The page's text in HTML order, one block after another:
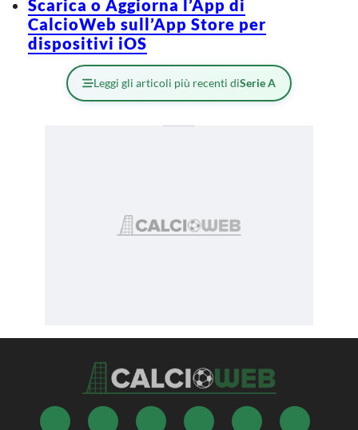
Scarica o Aggiorna l’App di
CalcioWeb sull’App Store per
dispositivi iOS
Leggi gli articoli più recenti diSerie A